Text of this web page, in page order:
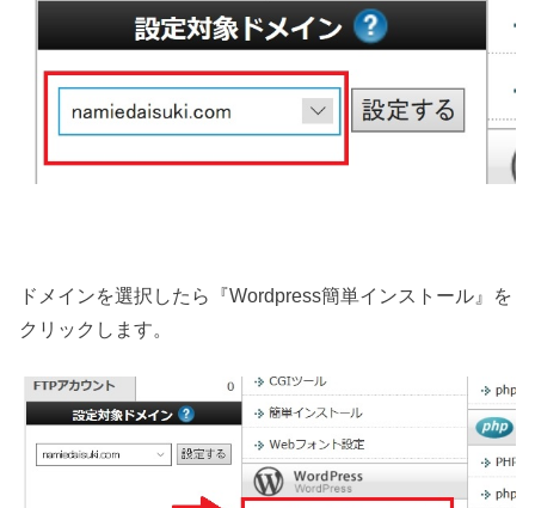
ドメインを選択したら『Wordpress簡単インストール』を
クリックします。